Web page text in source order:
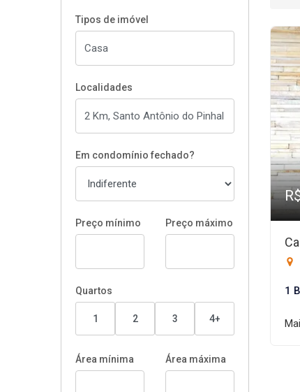
Tipos de imóvel
Localidades
Em condomínio fechado?
Preço mínimo Preço máximo
Quartos
1 2 3 4+
Área mínima Área máxima
1